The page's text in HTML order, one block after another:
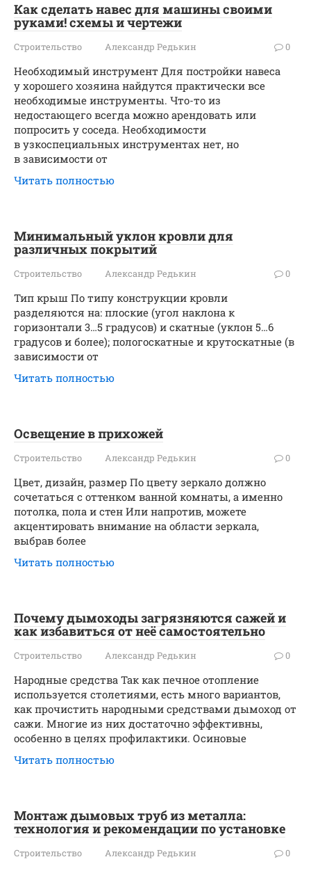
Как сделать навес для машины своими
руками! схемы и чертежи
Строительство Александр Редькин 0
Необходимый инструмент Для постройки навеса
у хорошего хозяина найдутся практически все
необходимые инструменты. Что-то из
недостающего всегда можно арендовать или
попросить у соседа. Необходимости
в узкоспециальных инструментах нет, но
в зависимости от
Читать полностью
Минимальный уклон кровли для
различных покрытий
Строительство Александр Редькин 0
Тип крыш По типу конструкции кровли
разделяются на: плоские (угол наклона к
горизонтали 3…5 градусов) и скатные (уклон 5…6
градусов и более); пологоскатные и крутоскатные (в
зависимости от
Читать полностью
Освещение в прихожей
Строительство Александр Редькин 0
Цвет, дизайн, размер По цвету зеркало должно
сочетаться с оттенком ванной комнаты, а именно
потолка, пола и стен Или напротив, можете
акцентировать внимание на области зеркала,
выбрав более
Читать полностью
Почему дымоходы загрязняются сажей и
как избавиться от неё самостоятельно
Строительство Александр Редькин 0
Народные средства Так как печное отопление
используется столетиями, есть много вариантов,
как прочистить народными средствами дымоход от
сажи. Многие из них достаточно эффективны,
особенно в целях профилактики. Осиновые
Читать полностью
Монтаж дымовых труб из металла:
технология и рекомендации по установке
Строительство Александр Редькин 0